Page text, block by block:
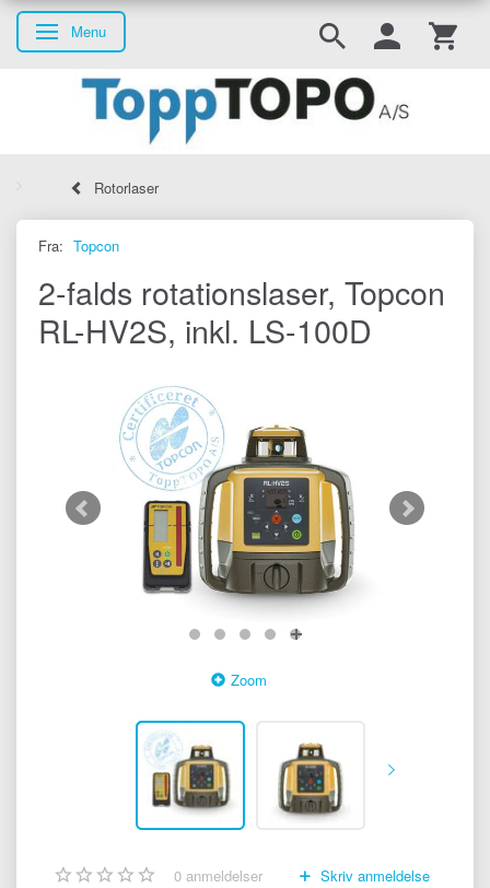
Skifte navigation
Menu
Rotorlaser
Fra: Topcon
2-falds rotationslaser, Topcon
RL-HV2S, inkl. LS-100D
Zoom
0 anmeldelser Skriv anmeldelse